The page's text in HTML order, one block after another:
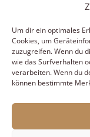
Um dir ein optimales
Cookies, um
zuzugreifen. Wenn du
wie das Surfverhalten
verarbeiten. Wenn du
können bestimmte
©